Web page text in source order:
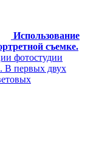
Использование
съемке.
фотостудии
В первых двух